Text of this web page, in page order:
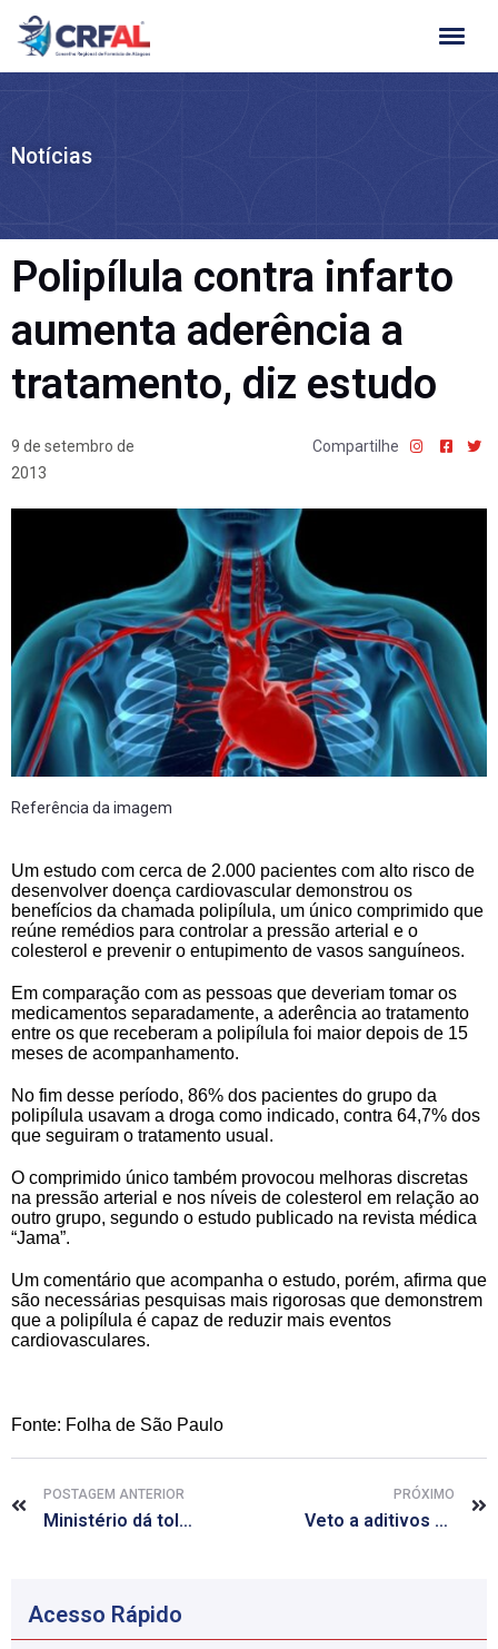
Ir
para
Notícias
Polipílula contra infarto
aumenta aderência a
tratamento, diz estudo
9 de setembro de
2013
Compartilhe
Referência da imagem
Um estudo com cerca de 2.000 pacientes com alto risco de
desenvolver doença cardiovascular demonstrou os
benefícios da chamada polipílula, um único comprimido que
reúne remédios para controlar a pressão arterial e o
colesterol e prevenir o entupimento de vasos sanguíneos.
Em comparação com as pessoas que deveriam tomar os
medicamentos separadamente, a aderência ao tratamento
entre os que receberam a polipílula foi maior depois de 15
meses de acompanhamento.
No fim desse período, 86% dos pacientes do grupo da
polipílula usavam a droga como indicado, contra 64,7% dos
que seguiram o tratamento usual.
O comprimido único também provocou melhoras discretas
na pressão arterial e nos níveis de colesterol em relação ao
outro grupo, segundo o estudo publicado na revista médica
“Jama”.
Um comentário que acompanha o estudo, porém, afirma que
são necessárias pesquisas mais rigorosas que demonstrem
que a polipílula é capaz de reduzir mais eventos
cardiovasculares.
Fonte: Folha de São Paulo
POSTAGEM ANTERIOR
Ministério dá tolerância de 10 dias para médicos se apresentarem
PRÓXIMO
Veto a aditivos de cigarro é alvo de disputa judicial entre governo e indústria
Acesso Rápido